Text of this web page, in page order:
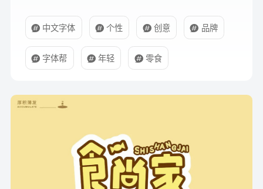
中文字体 个性 创意 品牌
字体帮 年轻 零食